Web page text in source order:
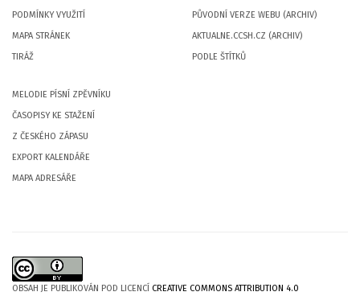
PODMÍNKY VYUŽITÍ
MAPA STRÁNEK
TIRÁŽ
PŮVODNÍ VERZE WEBU (ARCHIV)
AKTUALNE.CCSH.CZ (ARCHIV)
PODLE ŠTÍTKŮ
MELODIE PÍSNÍ ZPĚVNÍKU
ČASOPISY KE STAŽENÍ
Z ČESKÉHO ZÁPASU
EXPORT KALENDÁŘE
MAPA ADRESÁŘE
OBSAH JE PUBLIKOVÁN POD LICENCÍ CREATIVE COMMONS ATTRIBUTION 4.0